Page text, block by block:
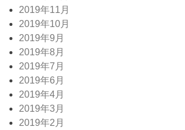
2019年11月
2019年10月
2019年9月
2019年8月
2019年7月
2019年6月
2019年4月
2019年3月
2019年2月